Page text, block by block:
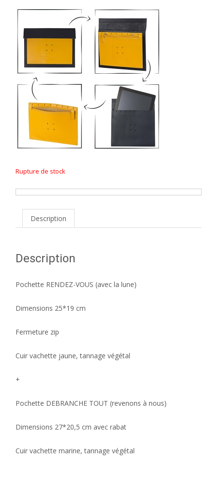
Rupture de stock
Description
Description
Pochette RENDEZ-VOUS (avec la lune)
Dimensions 25*19 cm
Fermeture zip
Cuir vachette jaune, tannage végétal
+
Pochette DEBRANCHE TOUT (revenons à nous)
Dimensions 27*20,5 cm avec rabat
Cuir vachette marine, tannage végétal